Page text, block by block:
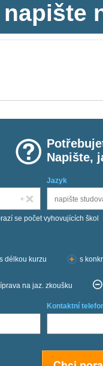
Napište,
Jazyk
se počet vyhovujících škol
s délkou kurzu s
na jaz. zkoušku
Kontaktní